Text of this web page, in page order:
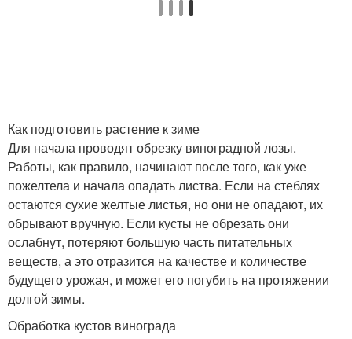
Как подготовить растение к зиме
Для начала проводят обрезку виноградной лозы.
Работы, как правило, начинают после того, как уже
пожелтела и начала опадать листва. Если на стеблях
остаются сухие желтые листья, но они не опадают, их
обрывают вручную. Если кусты не обрезать они
ослабнут, потеряют большую часть питательных
веществ, а это отразится на качестве и количестве
будущего урожая, и может его погубить на протяжении
долгой зимы.
Обработка кустов винограда